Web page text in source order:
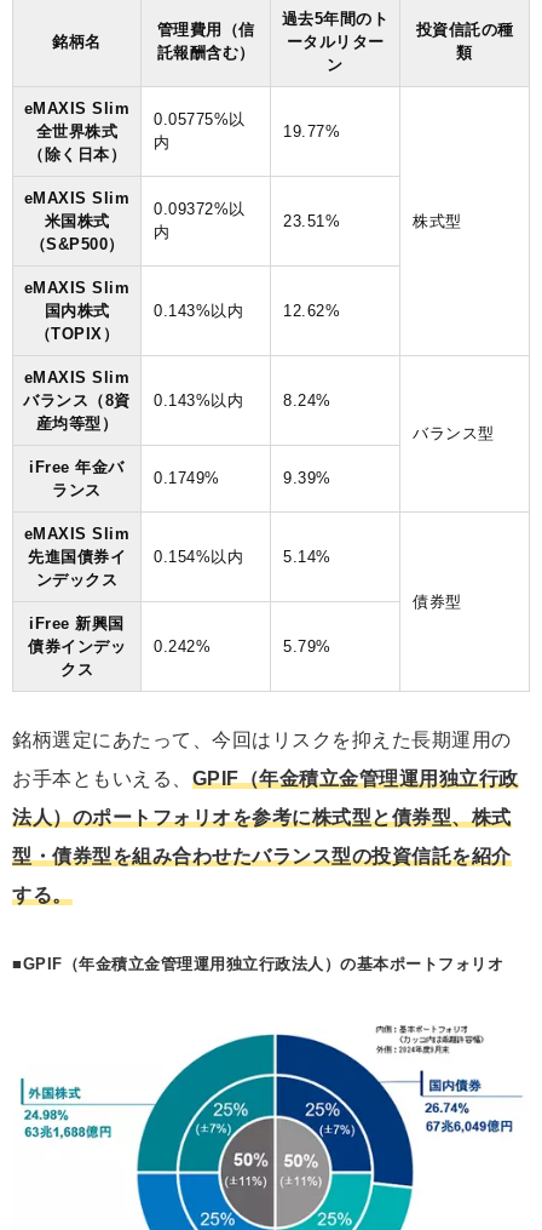
銘柄名
管理費用（信
託報酬含む）
過去5年間のト
ータルリター
ン
投資信託の種
類
eMAXIS Slim
全世界株式
（除く日本）
0.05775%以
内
19.77%
株式型
eMAXIS Slim
米国株式
（S&P500）
0.09372%以
内
23.51%
eMAXIS Slim
国内株式
（TOPIX）
0.143%以内 12.62%
eMAXIS Slim
バランス（8資
産均等型）
0.143%以内
8.24%
バランス型
iFree 年金バ
ランス
0.1749% 9.39%
eMAXIS Slim
先進国債券イ
ンデックス
0.154%以内 5.14%
債券型
iFree 新興国
債券インデッ
クス
0.242% 5.79%
銘柄選定にあたって、今回はリスクを抑えた長期運用の
お手本ともいえる、 GPIF（年金積立金管理運用独立行政
法人）のポートフォリオを参考に株式型と債券型、株式
型・債券型を組み合わせたバランス型の投資信託を紹介
する。
■GPIF（年金積立金管理運用独立行政法人）の基本ポートフォリオ